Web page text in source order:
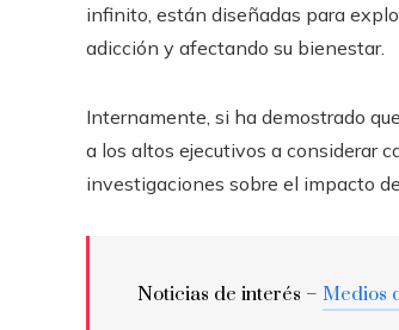
infinito, están diseñadas para
adicción y afectando su bienestar.
Internamente, si ha demostrado
a los altos ejecutivos a considerar
investigaciones sobre el impacto
Noticias de interés – Medios